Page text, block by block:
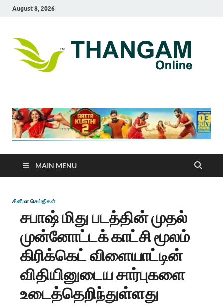
August 8, 2026
MAIN MENU
சினிமா செய்திகள்
சபாஷ் மிது படத்தின் முதல்
முன்னோட்டக் காட்சி மூலம்
கிரிக்கெட் விளையாட்டின்
விதியினுடைய சார்புகளை
உடைத்தெறிந்துள்ளது